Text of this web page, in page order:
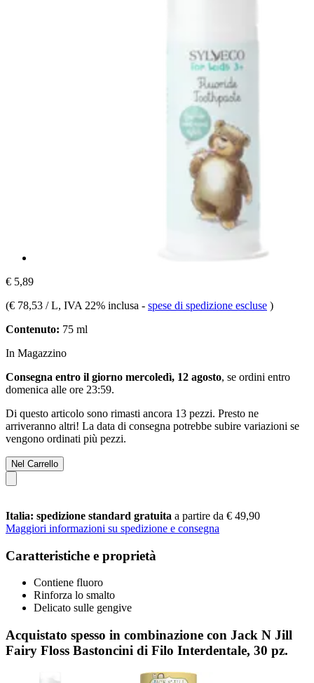
€ 5,89
(€ 78,53 / L, IVA 22% inclusa - spese di spedizione escluse )
Contenuto: 75 ml
In Magazzino
Consegna entro il giorno mercoledì, 12 agosto, se ordini entro
domenica alle ore 23:59.
Di questo articolo sono rimasti ancora 13 pezzi. Presto ne
arriveranno altri! La data di consegna potrebbe subire variazioni se
vengono ordinati più pezzi.
Nel Carrello
Italia: spedizione standard gratuita a partire da € 49,90
Maggiori informazioni su spedizione e consegna
Caratteristiche e proprietà
Contiene fluoro
Rinforza lo smalto
Delicato sulle gengive
Acquistato spesso in combinazione con Jack N Jill
Fairy Floss Bastoncini di Filo Interdentale, 30 pz.